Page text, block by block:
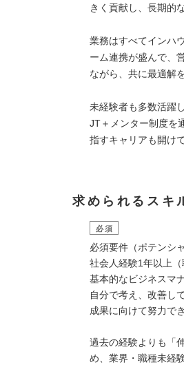
きく貢献し、長期的
業務はすべてインハ
ーム連携が盛んで、
ながら、共に最適解
未経験者も多数活躍
JT＋メンター制度を
指すキャリアも開け
求められるスキ
必須
必須要件（ポテンシ
社会人経験1年以上（
基本的なビジネスマ
自分で考え、改善し
成果に向けて努力で
過去の経験よりも「
め、業界・職種未経